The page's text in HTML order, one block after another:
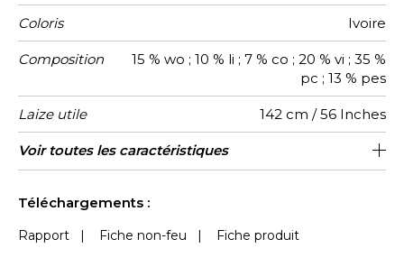
Coloris Ivoire
Composition
15 % wo ; 10 % li ; 7 % co ; 20 % vi ; 35 %
pc ; 13 % pes
Laize utile 142 cm / 56 Inches
Raccord Raccord droit
Test
Martindale
20000
Usage
martindale
Siège à usage classique : 20.000 à
40.000 cycles (Martindale) et/ou 15,000
Wyzenbeek 40000
Sens De large
Poids g/m² 1000
Usage
Entretien
Pays
d'origine
Italie
Rapport
Horizontal
71 cm / 28 Inches
Rapport
Vertical
52 cm / 20 Inches
Voir toutes les caractéristiques
Téléchargements :
Rapport | Fiche non-feu | Fiche produit